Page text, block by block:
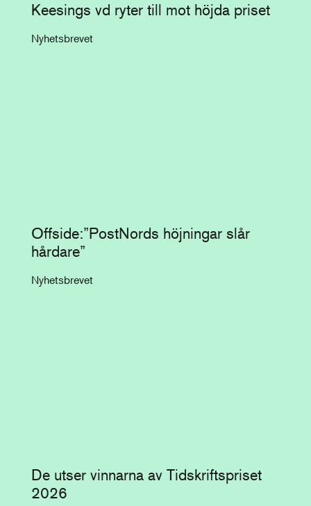
Keesings vd ryter till mot höjda priset
Nyhetsbrevet
Offside:”PostNords höjningar slår
hårdare”
Nyhetsbrevet
De utser vinnarna av Tidskriftspriset
2026